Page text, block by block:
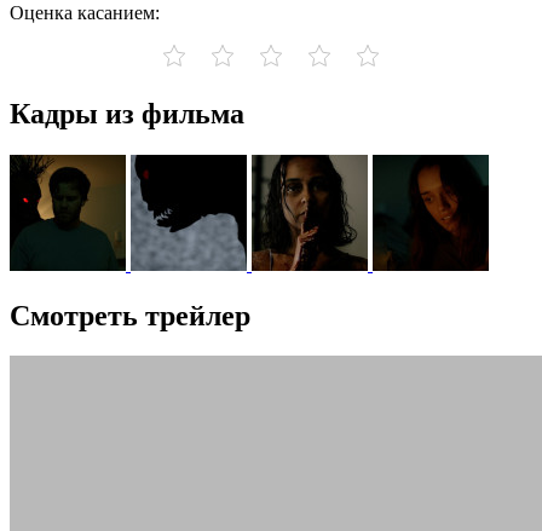
Оценка касанием:
Кадры из фильма
Смотреть трейлер